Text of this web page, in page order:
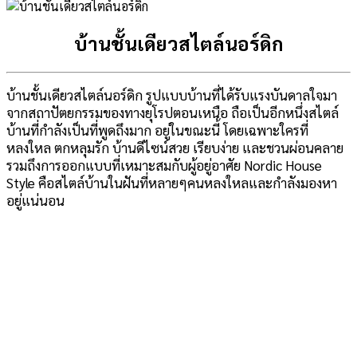
บ้านชั้นเดียวสไตล์นอร์ดิก
บ้านชั้นเดียวสไตล์นอร์ดิก รูปแบบบ้านที่ได้รับแรงบันดาลใจมา
จากสถาปัตยกรรมของทางยุโรปตอนเหนือ ถือเป็นอีกหนึ่งสไตล์
บ้านที่กำลังเป็นที่พูดถึงมาก อยู่ในขณะนี้ โดยเฉพาะใครที่
หลงใหล ตกหลุมรัก บ้านดีไซน์สวย เรียบง่าย และชวนผ่อนคลาย
รวมถึงการออกแบบที่เหมาะสมกับผู้อยู่อาศัย Nordic House
Style คือสไตล์บ้านในฝันที่หลายๆคนหลงใหลและกำลังมองหา
อยู่แน่นอน